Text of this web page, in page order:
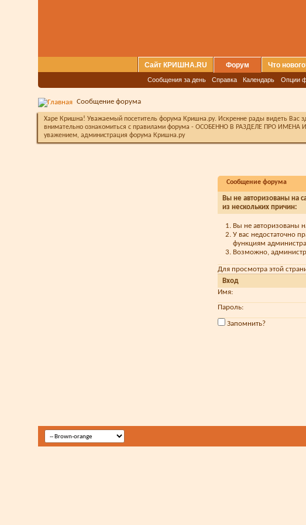
Сайт КРИШНА.RU Форум
Сообщения за день Справка Календарь Опции
Что
Сообщение форума
Харе Кришна! Уважаемый посетитель форума Кришна.ру. Искренне рады видеть Вас
внимательно ознакомиться с правилами форума - ОСОБЕННО В РАЗДЕЛЕ ПРО ИМЕНА И
уважением, администрация форума Кришна.ру
Сообщение форума
Вы не авторизованы на
из нескольких причин:
Вы не авторизованы
У вас недостаточно
функциям
Возможно,
Для просмотра этой
Вход
Имя:
Пароль:
Запомнить?